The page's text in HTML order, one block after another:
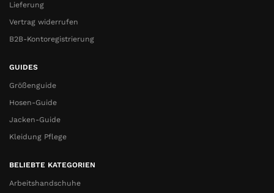
Lieferung
Vertrag widerrufen
B2B-Kontoregistrierung
GUIDES
Größenguide
Hosen-Guide
Jacken-Guide
Kleidung Pflege
BELIEBTE KATEGORIEN
Arbeitshandschuhe